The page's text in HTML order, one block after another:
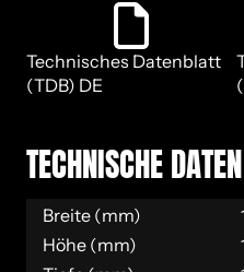
Technisches Datenblatt
(TDB) DE
TECH­NI­SCHE DATEN
Breite (mm)
Höhe (mm)